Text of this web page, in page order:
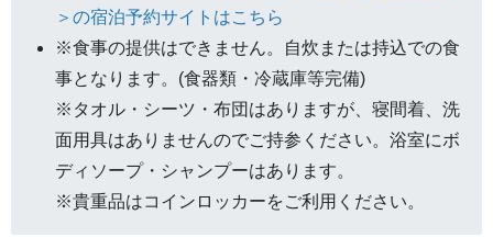
＞の宿泊予約サイトはこちら
※食事の提供はできません。自炊または持込での食
事となります。(食器類・冷蔵庫等完備)
※タオル・シーツ・布団はありますが、寝間着、洗
面用具はありませんのでご持参ください。浴室にボ
ディソープ・シャンプーはあります。
※貴重品はコインロッカーをご利用ください。